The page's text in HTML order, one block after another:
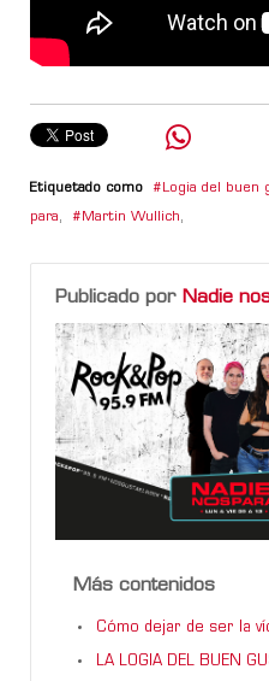
Etiquetado como Logia del buen
para, Martin Wullich,
Publicado por Nadie
Más contenidos
Cómo dejar de ser la
LA LOGIA DEL BUEN